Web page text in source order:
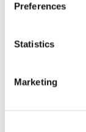
Preferences
Statistics
Marketing
Barbara van